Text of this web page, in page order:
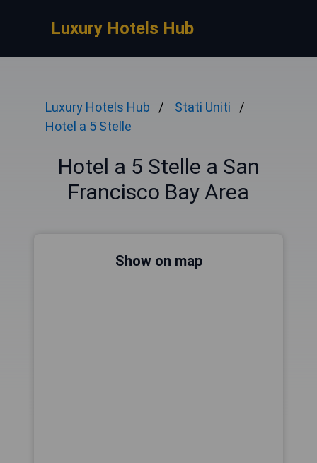
Luxury Hotels Hub
Luxury Hotels Hub
Stati Uniti
Hotel a 5 Stelle
Hotel a 5 Stelle a San
Francisco Bay Area
Show on map